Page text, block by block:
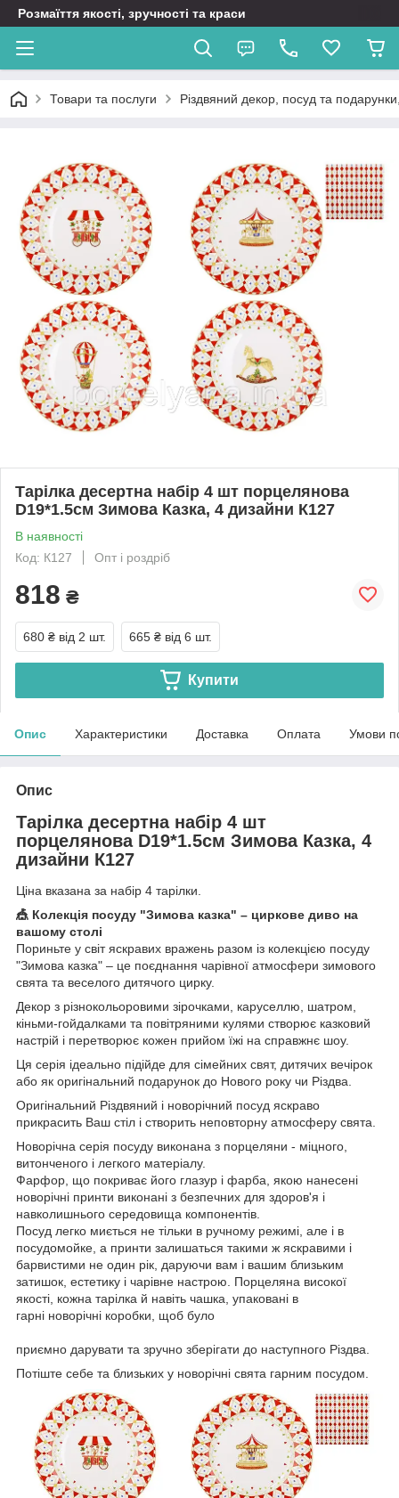
Розмаїття якості, зручності та краси
Товари та послуги Різдвяний декор, посуд та
Тарілка десертна набір 4 шт порцелянова
D19*1.5см Зимова Казка, 4 дизайни К127
В наявності
Код: К127
Опт і роздріб
818 ₴
680 ₴ від 2 шт. 665 ₴ від 6 шт.
Купити
Опис Характеристики Доставка Оплата Умови
Опис
Тарілка десертна набір 4 шт
порцелянова D19*1.5см Зимова Казка, 4
дизайни К127
Ціна вказана за набір 4 тарілки.
🎪 Колекція посуду "Зимова казка" – циркове диво на
вашому столі
Пориньте у світ яскравих вражень разом із колекцією посуду
"Зимова казка" – це поєднання чарівної атмосфери зимового
свята та веселого дитячого цирку.
Декор з різнокольоровими зірочками, каруселлю, шатром,
кіньми-гойдалками та повітряними кулями створює казковий
настрій і перетворює кожен прийом їжі на справжнє шоу.
Ця серія ідеально підійде для сімейних свят, дитячих вечірок
або як оригінальний подарунок до Нового року чи Різдва.
Оригінальний Різдвяний і новорічний посуд яскраво
прикрасить Ваш стіл і створить неповторну атмосферу свята.
Новорічна серія посуду виконана з порцеляни - міцного,
витонченого і легкого матеріалу.
Фарфор, що покриває його глазур і фарба, якою нанесені
новорічні принти виконані з безпечних для здоров'я і
навколишнього середовища компонентів.
Посуд легко миється не тільки в ручному режимі, але і в
посудомойке, а принти залишаться такими ж яскравими і
барвистими не один рік, даруючи вам і вашим близьким
затишок, естетику і чарівне настрою. Порцеляна високої
якості, кожна тарілка й навіть чашка, упаковані в
гарні новорічні коробки, щоб було
приємно дарувати та зручно зберігати до наступного Різдва.
Потіште себе та близьких у новорічні свята гарним посудом.